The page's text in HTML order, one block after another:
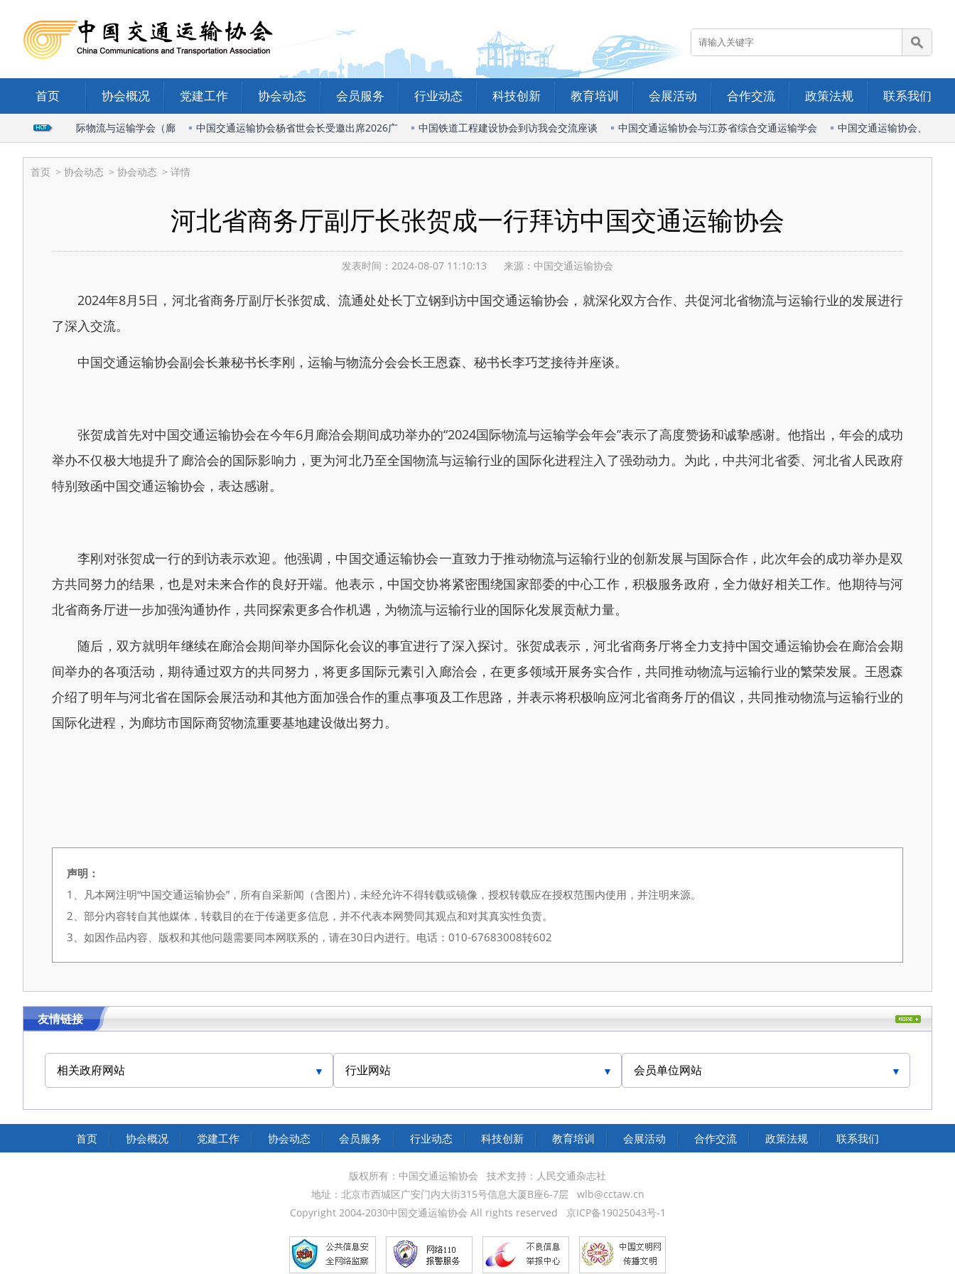
首页 协会概况 党建工作 协会动态 会员服务 行业动态 科技创新 教育培训 会展活动 合作交流 政策法规 联系我们
长出席2026国际物流与运输学会（廊 中国交通运输协会杨省世会长受邀出席2026广 中国铁道工程建设协会到访我会交流座谈 中国交通运输协会与江苏省综合交通运输学会 中国交通运输协会、中国港
首页 > 协会动态 > 协会动态 > 详情
河北省商务厅副厅长张贺成一行拜访中国交通运输协会
发表时间：2024-08-07 11:10:13 来源： 中国交通运输协会
2024年8月5日，河北省商务厅副厅长张贺成、流通处处长丁立钢到访中国交通运输协会，就深化双方合作、共促河北省物流与运输行业的发展进行
了深入交流。
中国交通运输协会副会长兼秘书长李刚，运输与物流分会会长王恩森、秘书长李巧芝接待并座谈。
张贺成首先对中国交通运输协会在今年6月廊洽会期间成功举办的“2024国际物流与运输学会年会”表示了高度赞扬和诚挚感谢。他指出，年会的成功
举办不仅极大地提升了廊洽会的国际影响力，更为河北乃至全国物流与运输行业的国际化进程注入了强劲动力。为此，中共河北省委、河北省人民政府
特别致函中国交通运输协会，表达感谢。
李刚对张贺成一行的到访表示欢迎。他强调，中国交通运输协会一直致力于推动物流与运输行业的创新发展与国际合作，此次年会的成功举办是双
方共同努力的结果，也是对未来合作的良好开端。他表示，中国交协将紧密围绕国家部委的中心工作，积极服务政府，全力做好相关工作。他期待与河
北省商务厅进一步加强沟通协作，共同探索更多合作机遇，为物流与运输行业的国际化发展贡献力量。
随后，双方就明年继续在廊洽会期间举办国际化会议的事宜进行了深入探讨。张贺成表示，河北省商务厅将全力支持中国交通运输协会在廊洽会期
间举办的各项活动，期待通过双方的共同努力，将更多国际元素引入廊洽会，在更多领域开展务实合作，共同推动物流与运输行业的繁荣发展。王恩森
介绍了明年与河北省在国际会展活动和其他方面加强合作的重点事项及工作思路，并表示将积极响应河北省商务厅的倡议，共同推动物流与运输行业的
国际化进程，为廊坊市国际商贸物流重要基地建设做出努力。
声明：
1、凡本网注明“中国交通运输协会”，所有自采新闻（含图片)，未经允许不得转载或镜像，授权转载应在授权范围内使用，并注明来源。
2、部分内容转自其他媒体，转载目的在于传递更多信息，并不代表本网赞同其观点和对其真实性负责。
3、如因作品内容、版权和其他问题需要同本网联系的，请在30日内进行。电话：010-67683008转602
友情链接
相关政府网站
中国交通运输协会官网
行业网站
中国交通运输协会官网
会员单位网站
中国交通运输协会官网
首页 协会概况 党建工作 协会动态 会员服务 行业动态 科技创新 教育培训 会展活动 合作交流 政策法规 联系我们
版权所有：中国交通运输协会
技术支持：人民交通杂志社
地址：北京市西城区广安门内大街315号信息大厦B座6-7层
wlb@cctaw.cn
Copyright 2004-2030中国交通运输协会 All rights reserved
京ICP备19025043号-1